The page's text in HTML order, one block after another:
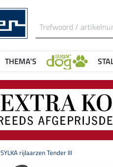
THEMA'S
SYLKA rijlaarzen Tender III